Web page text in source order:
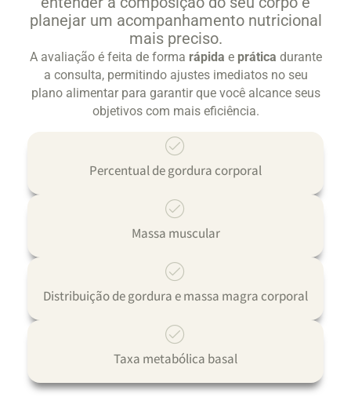
planejar um acompanhamento nutricional
mais preciso.
A avaliação é feita de forma rápida e prática durante
a consulta, permitindo ajustes imediatos no seu
plano alimentar para garantir que você alcance seus
objetivos com mais eficiência.
Percentual de gordura corporal
Massa muscular
Distribuição de gordura e massa magra corporal
Taxa metabólica basal